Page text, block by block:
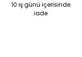
10 iş günü içerisinde
iade